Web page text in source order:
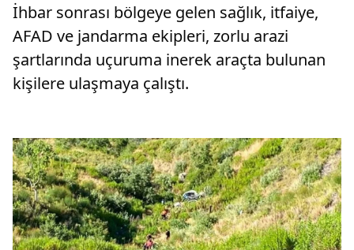
İhbar sonrası bölgeye gelen sağlık, itfaiye,
AFAD ve jandarma ekipleri, zorlu arazi
şartlarında uçuruma inerek araçta bulunan
kişilere ulaşmaya çalıştı.